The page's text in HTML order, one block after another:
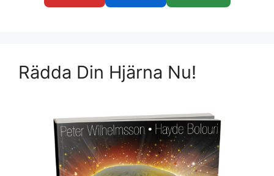
Rädda Din Hjärna Nu!